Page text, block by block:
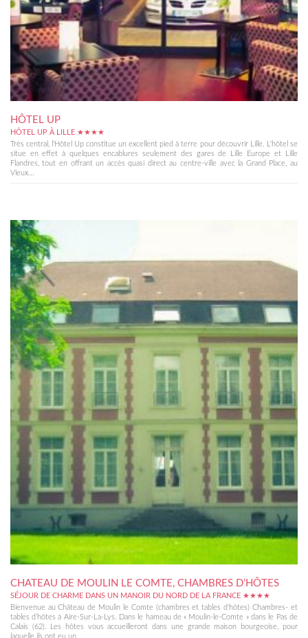
HÔTEL UP
HÔTEL UP À LILLE ★★★★
Très central, l'Hôtel Up constitue un excellent pied à terre pour découvrir Lille. L'hôtel se
situe en effet à quelques encablures seulement des gares de Lille Europe et Lille
Flandres, tout en offrant un accès quasi direct au centre-ville avec la Grand Place, au
Vieux...
CHATEAU DE MOULIN LE COMTE, CHAMBRES D’HÔTES
SÉJOUR DE CHARME DANS UN MANOIR DU NORD DE LA FRANCE ★★★★
Bienvenue au Château de Moulin le Comte (chambres et tables d’hôtes) Chambres- et
tables d’hôtes à Aire-Sur-La-Lys. Dans le hameau de « Moulin-le-Comte » dans le Pas de
Calais (62). Les hôtes vous accueilleront dans une grande maison bourgeoise, pour
laquelle ils ont eu un...